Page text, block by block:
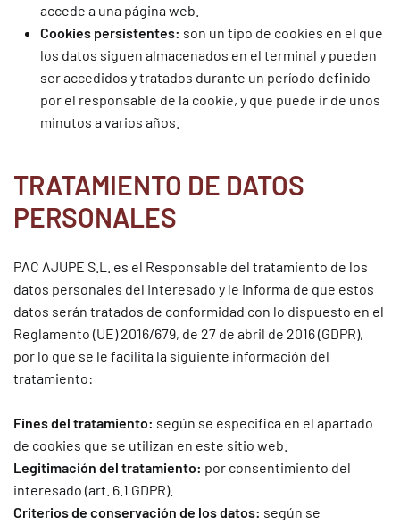
accede a una página web.
Cookies persistentes: son un tipo de cookies en el que
los datos siguen almacenados en el terminal y pueden
ser accedidos y tratados durante un período definido
por el responsable de la cookie, y que puede ir de unos
minutos a varios años.
TRATAMIENTO DE DATOS
PERSONALES
PAC AJUPE S.L. es el Responsable del tratamiento de los
datos personales del Interesado y le informa de que estos
datos serán tratados de conformidad con lo dispuesto en el
Reglamento (UE) 2016/679, de 27 de abril de 2016 (GDPR),
por lo que se le facilita la siguiente información del
tratamiento:
Fines del tratamiento: según se especifica en el apartado
de cookies que se utilizan en este sitio web.
Legitimación del tratamiento: por consentimiento del
interesado (art. 6.1 GDPR).
Criterios de conservación de los datos: según se